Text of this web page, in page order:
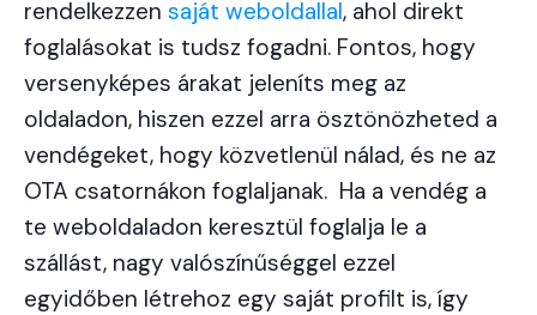
rendelkezzen saját weboldallal, ahol direkt
foglalásokat is tudsz fogadni. Fontos, hogy
versenyképes árakat jeleníts meg az
oldaladon, hiszen ezzel arra ösztönözheted a
vendégeket, hogy közvetlenül nálad, és ne az
OTA csatornákon foglaljanak. Ha a vendég a
te weboldaladon keresztül foglalja le a
szállást, nagy valószínűséggel ezzel
egyidőben létrehoz egy saját profilt is, így